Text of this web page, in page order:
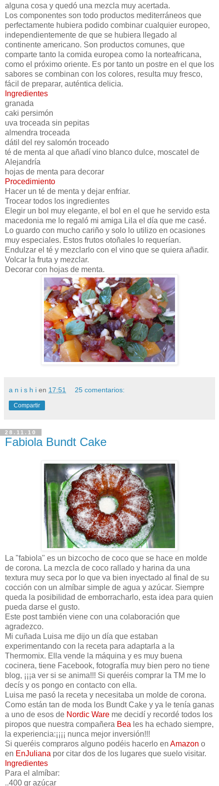
alguna cosa y quedó una mezcla muy acertada.
Los componentes son todo productos mediterráneos que
perfectamente hubiera podido combinar cualquier europeo,
independientemente de que se hubiera llegado al
continente americano. Son productos comunes, que
comparte tanto la comida europea como la norteafricana,
como el próximo oriente. Es por tanto un postre en el que los
sabores se combinan con los colores, resulta muy fresco,
fácil de preparar, auténtica delicia.
Ingredientes
granada
caki persimón
uva troceada sin pepitas
almendra troceada
dátil del rey salomón troceado
té de menta al que añadí vino blanco dulce, moscatel de
Alejandría
hojas de menta para decorar
Procedimiento
Hacer un té de menta y dejar enfriar.
Trocear todos los ingredientes
Elegir un bol muy elegante, el bol en el que he servido esta
macedonia me lo regaló mi amiga Lila el día que me casé.
Lo guardo con mucho cariño y solo lo utilizo en ocasiones
muy especiales. Estos frutos otoñales lo requerían.
Endulzar el té y mezclarlo con el vino que se quiera añadir.
Volcar la fruta y mezclar.
Decorar con hojas de menta.
a n i s h i en 17:51 25 comentarios:
Compartir
28.11.10
Fabiola Bundt Cake
La "fabiola" es un bizcocho de coco que se hace en molde
de corona. La mezcla de coco rallado y harina da una
textura muy seca por lo que va bien inyectado al final de su
cocción con un almíbar simple de agua y azúcar. Siempre
queda la posibilidad de emborracharlo, esta idea para quien
pueda darse el gusto.
Este post también viene con una colaboración que
agradezco.
Mi cuñada Luisa me dijo un día que estaban
experimentando con la receta para adaptarla a la
Thermomix. Ella vende la máquina y es muy buena
cocinera, tiene Facebook, fotografía muy bien pero no tiene
blog, ¡¡¡a ver si se anima!!! Si queréis comprar la TM me lo
decís y os pongo en contacto con ella.
Luisa me pasó la receta y necesitaba un molde de corona.
Como están tan de moda los Bundt Cake y ya le tenía ganas
a uno de esos de Nordic Ware me decidí y recordé todos los
piropos que nuestra compañera Bea les ha echado siempre,
la experiencia:¡¡¡¡ nunca mejor inversión!!!
Si queréis compraros alguno podéis hacerlo en Amazon o
en EnJuliana por citar dos de los lugares que suelo visitar.
Ingredientes
Para el almíbar:
..400 gr azúcar